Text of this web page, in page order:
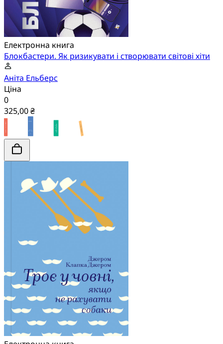
Електронна книга
Блокбастери. Як ризикувати і створювати світові хіти
Аніта Ельберс
Ціна
0
325,00 ₴